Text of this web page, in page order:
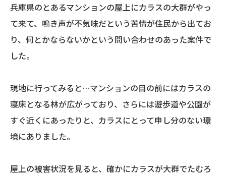
兵庫県のとあるマンションの屋上にカラスの大群がやっ
て来て、鳴き声が不気味だという苦情が住民から出てお
り、何とかならないかという問い合わせのあった案件で
した。
現地に行ってみると…マンションの目の前にはカラスの
寝床となる林が広がっており、さらには遊歩道や公園が
すぐ近くにあったりと、カラスにとって申し分のない環
境にありました。
屋上の被害状況を見ると、確かにカラスが大群でたむろ